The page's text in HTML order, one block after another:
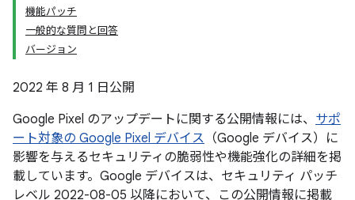
機能パッチ
一般的な質問と回答
バージョン
2022 年 8 月 1 日公開
Google Pixel のアップデートに関する公開情報には、 サポ
ート対象の Google Pixel デバイス （Google デバイス）に
影響を与えるセキュリティの脆弱性や機能強化の詳細を掲
載しています。Google デバイスは、セキュリティ パッチ
レベル 2022-08-05 以降において、この公開情報に掲載